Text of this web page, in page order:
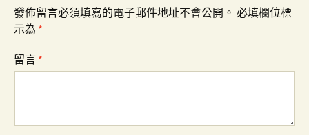
發佈留言必須填寫的電子郵件地址不會公開。 必填欄位標
示為 *
留言 *